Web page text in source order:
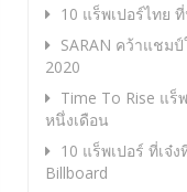
10 แร็พเปอร์ไทย
SARAN คว้าแชม
2020
Time To Rise แ
หนึ่งเดือน
10 แร็พเปอร์ ที่เจ๋
Billboard